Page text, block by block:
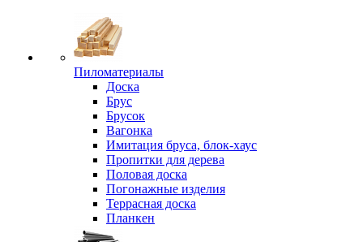
Пиломатериалы
Доска
Брус
Брусок
Вагонка
Имитация бруса, блок-хаус
Пропитки для дерева
Половая доска
Погонажные изделия
Террасная доска
Планкен